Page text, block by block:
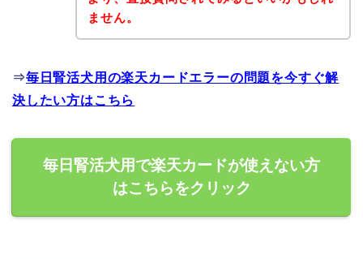
ません。
⇒毎日腎活犬用の楽天カードエラーの問題を今すぐ解
決したい方はこちら
毎日腎活犬用で楽天カードが使えない方
はこちらをクリック